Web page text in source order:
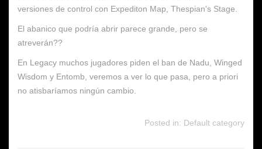
versiones de control con Expediton Map, Thespian's Stage.
El abanico que podría abrir parece grande, pero se
atreverán??
En Legacy muchos jugadores piden el ban de Nadu, Winged
Wisdom y Entomb, veremos a ver lo que pasa, pero a priori
no atisbaríamos ningún cambio.
Posted in: Default category